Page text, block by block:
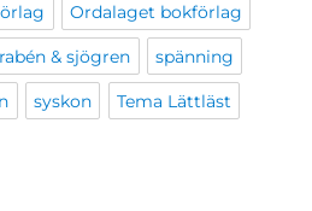
Ordalaget bokförlag
rabén & sjögren spänning
syskon Tema Lättläst